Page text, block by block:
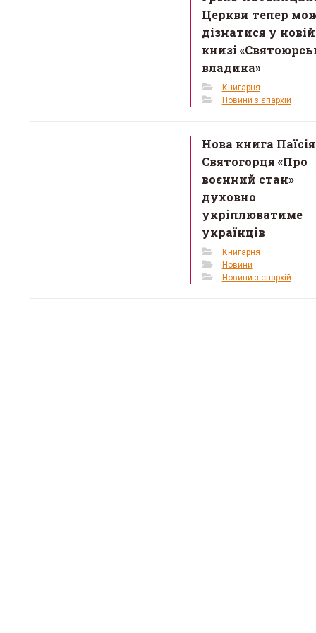
Церкви тепер
дізнатися у новій
книзі
владика»
Книгарня
Новини з єпархій
Нова книга Паїсія
Святогорця «Про
воєнний стан»
духовно
укріплюватиме
українців
Книгарня
Новини
Новини з єпархій